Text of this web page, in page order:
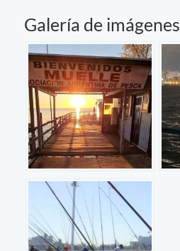
Galería de imágenes